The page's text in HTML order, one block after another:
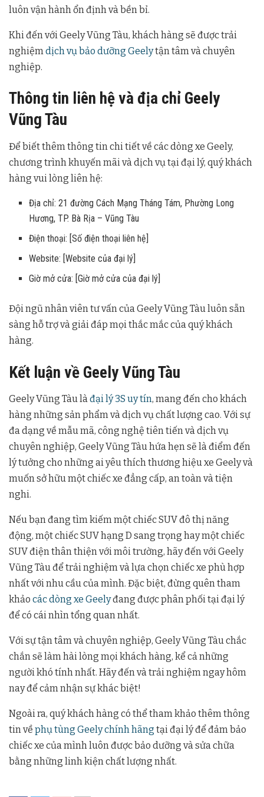
luôn vận hành ổn định và bền bỉ.
Khi đến với Geely Vũng Tàu, khách hàng sẽ được trải
nghiệm dịch vụ bảo dưỡng Geelytận tâm và chuyên
nghiệp.
Thông tin liên hệ và địa chỉ Geely
Vũng Tàu
Để biết thêm thông tin chi tiết về các dòng xe Geely,
chương trình khuyến mãi và dịch vụ tại đại lý, quý khách
hàng vui lòng liên hệ:
Địa chỉ: 21 đường Cách Mạng Tháng Tám, Phường Long
Hương, TP. Bà Rịa – Vũng Tàu
Điện thoại: [Số điện thoại liên hệ]
Website: [Website của đại lý]
Giờ mở cửa: [Giờ mở cửa của đại lý]
Đội ngũ nhân viên tư vấn của Geely Vũng Tàu luôn sẵn
sàng hỗ trợ và giải đáp mọi thắc mắc của quý khách
hàng.
Kết luận về Geely Vũng Tàu
Geely Vũng Tàu làđại lý 3S uy tín, mang đến cho khách
hàng những sản phẩm và dịch vụ chất lượng cao. Với sự
đa dạng về mẫu mã, công nghệ tiên tiến và dịch vụ
chuyên nghiệp, Geely Vũng Tàu hứa hẹn sẽ là điểm đến
lý tưởng cho những ai yêu thích thương hiệu xe Geely và
muốn sở hữu một chiếc xe đẳng cấp, an toàn và tiện
nghi.
Nếu bạn đang tìm kiếm một chiếc SUV đô thị năng
động, một chiếc SUV hạng D sang trọng hay một chiếc
SUV điện thân thiện với môi trường, hãy đến với Geely
Vũng Tàu để trải nghiệm và lựa chọn chiếc xe phù hợp
nhất với nhu cầu của mình. Đặc biệt, đừng quên tham
khảo các dòng xe Geelyđang được phân phối tại đại lý
để có cái nhìn tổng quan nhất.
Với sự tận tâm và chuyên nghiệp, Geely Vũng Tàu chắc
chắn sẽ làm hài lòng mọi khách hàng, kể cả những
người khó tính nhất. Hãy đến và trải nghiệm ngay hôm
nay để cảm nhận sự khác biệt!
Ngoài ra, quý khách hàng có thể tham khảo thêm thông
tin về phụ tùng Geely chính hãng tại đại lý để đảm bảo
chiếc xe của mình luôn được bảo dưỡng và sửa chữa
bằng những linh kiện chất lượng nhất.